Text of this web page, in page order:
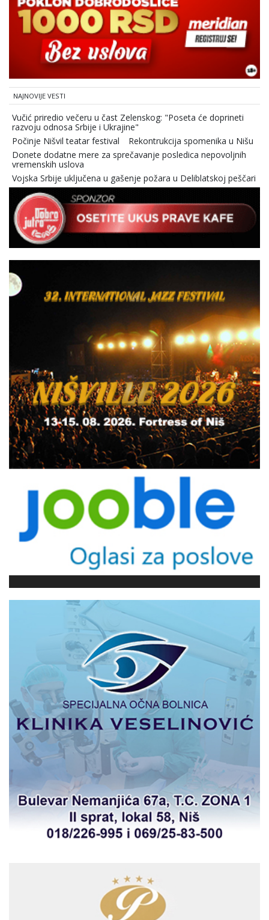
NAJNOVIJE VESTI
Vučić priredio večeru u čast Zelenskog: "Poseta će doprineti
razvoju odnosa Srbije i Ukrajine"
Počinje Nišvil teatar festival
Rekontrukcija spomenika u Nišu
Donete dodatne mere za sprečavanje posledica nepovoljnih
vremenskih uslova
Vojska Srbije uključena u gašenje požara u Deliblatskoj peščari